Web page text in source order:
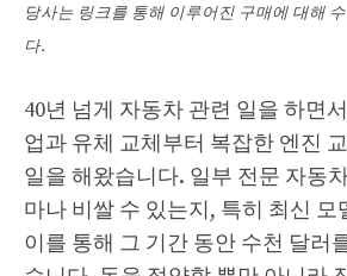
당사는 링크를 통해 이루어진 구매에 대해
다.
40년 넘게 자동차 관련 일을 하면
업과 유체 교체부터 복잡한 엔진
일을 해왔습니다. 일부 전문 자동
마나 비쌀 수 있는지, 특히 최신 모
이를 통해 그 기간 동안 수천 달러